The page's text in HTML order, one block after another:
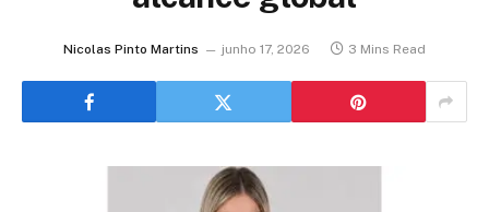
Nicolas Pinto Martins junho 17, 2026 3 Mins Read